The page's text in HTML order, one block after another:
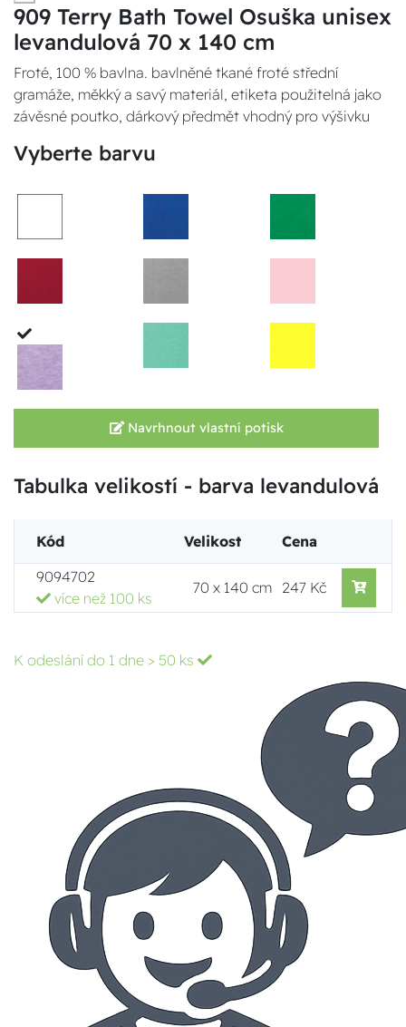
909 Terry Bath Towel Osuška unisex
levandulová 70 x 140 cm
Froté, 100 % bavlna. bavlněné tkané froté střední
gramáže, měkký a savý materiál, etiketa použitelná jako
závěsné poutko, dárkový předmět vhodný pro výšivku
Vyberte barvu
Navrhnout vlastní potisk
Tabulka velikostí - barva levandulová
Kód Velikost
Cena
9094702
více než 100 ks
70 x 140 cm 247 Kč
K odeslání do 1 dne > 50 ks